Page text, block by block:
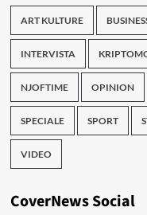
ART KULTURE
INTERVISTA
NJOFTIME OPINION
SPECIALE SPORT
VIDEO
CoverNews Social